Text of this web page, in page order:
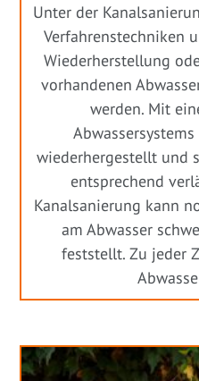
Unter der
Verfahrenstechniken
Wiederherstellung
vorhandenen
werden. Mit
wiederhergestellt und
entsprechend
Kanalsanierung kann
am Abwasser
feststellt. Zu jeder